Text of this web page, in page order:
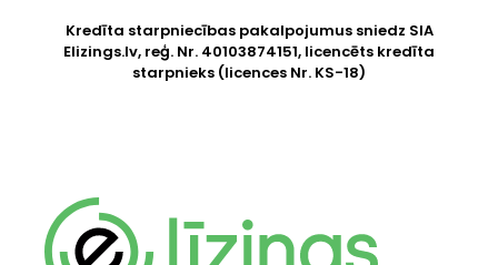
Kredīta starpniecības pakalpojumus sniedz SIA
Elizings.lv, reģ. Nr. 40103874151, licencēts kredīta
starpnieks (licences Nr. KS-18)